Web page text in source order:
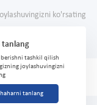
ko'rsating
tanlang
berishni tashkil qilish
joylashuvingizni
tanlang